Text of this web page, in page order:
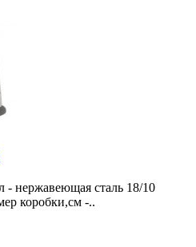
- нержавеющая сталь 18/10
коробки,см -..